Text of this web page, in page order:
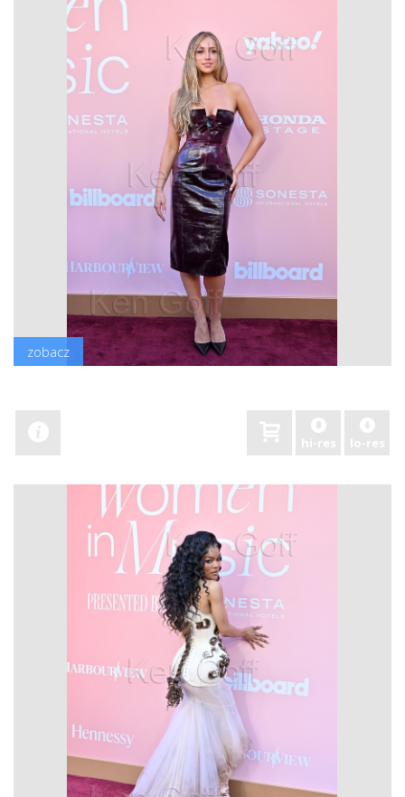
zobacz
hi-res lo-res